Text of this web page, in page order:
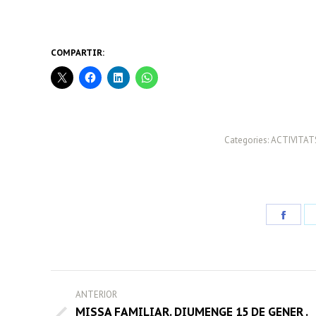
COMPARTIR:
Categories:
POST
ANTERIOR
MISSA FAMILIAR. DIUMENGE 15 DE GENER .